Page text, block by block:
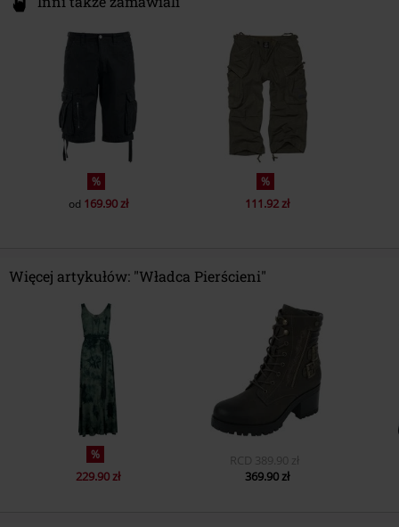
%
od 169.90 zł
%
111.92 zł
Więcej artykułów: "Władca Pierścieni"
%
229.90 zł
RCD 389.90 zł
369.90 zł